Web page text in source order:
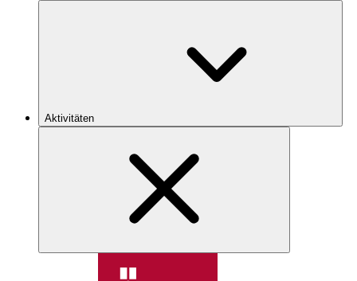
Aktivitäten